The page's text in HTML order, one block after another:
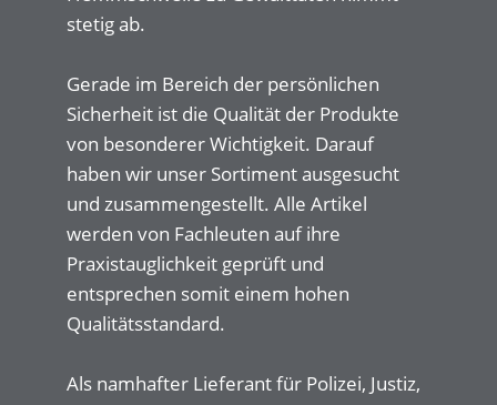
stetig ab.
Gerade im Bereich der persönlichen
Sicherheit ist die Qualität der Produkte
von besonderer Wichtigkeit. Darauf
haben wir unser Sortiment ausgesucht
und zusammengestellt. Alle Artikel
werden von Fachleuten auf ihre
Praxistauglichkeit geprüft und
entsprechen somit einem hohen
Qualitätsstandard.
Als namhafter Lieferant für Polizei, Justiz,